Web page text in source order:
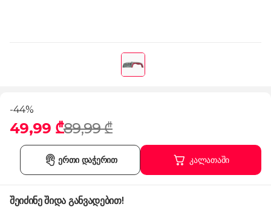
-44%
49,99 ₾89,99 ₾
კალათაში
ერთი დაჭერით
შეიძინე შიდა განვადებით!